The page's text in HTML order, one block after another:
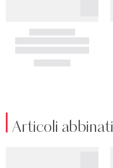
Articoli abbinati